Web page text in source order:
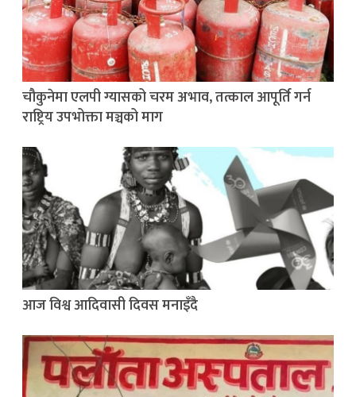
चौकुनेमा एलपी ग्यासको चरम अभाव, तत्काल आपूर्ति गर्न
राष्ट्रिय उपभोक्ता मञ्चको माग
आज विश्व आदिवासी दिवस मनाइँदै